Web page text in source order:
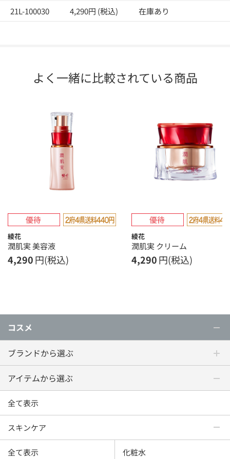
21L-100030 4,290円 (税込) 在庫あり
よく一緒に比較されている商品
綾花
潤肌実 美容液
4,290円(税込)
綾花
潤肌実 クリーム
4,290円(税込)
コスメ
ブランドから選ぶ
アイテムから選ぶ
全て表示
スキンケア
全て表示 化粧水